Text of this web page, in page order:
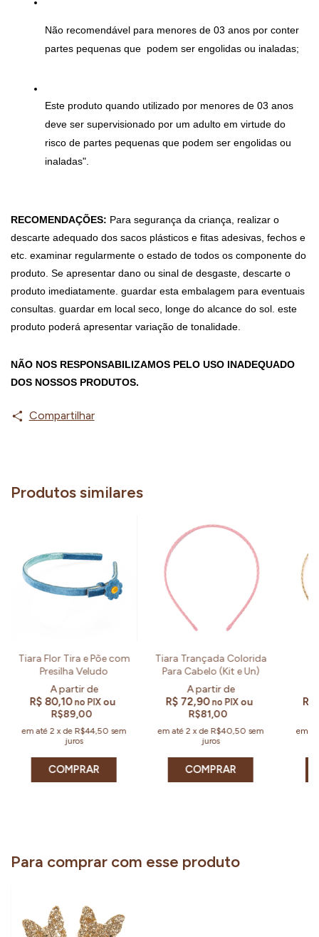
Não recomendável para menores de 03 anos por conter
partes pequenas que  podem ser engolidas ou inaladas;
Este produto quando utilizado por menores de 03 anos
deve ser supervisionado por um adulto em virtude do
risco de partes pequenas que podem ser engolidas ou
inaladas".
RECOMENDAÇÕES: Para segurança da criança, realizar o
descarte adequado dos sacos plásticos e fitas adesivas, fechos e
etc. examinar regularmente o estado de todos os componente do
produto. Se apresentar dano ou sinal de desgaste, descarte o
produto imediatamente. guardar esta embalagem para eventuais
consultas. guardar em local seco, longe do alcance do sol. este
produto poderá apresentar variação de tonalidade.
NÃO NOS RESPONSABILIZAMOS PELO USO INADEQUADO
DOS NOSSOS PRODUTOS.
Compartilhar
Produtos similares
Tiara Flor Tira e Põe com
Presilha Veludo
R$ 80,10no PIX ou
R$89,00
em até 2 xde R$44,50 sem
juros
COMPRAR
Tiara Trançada Colorida
Para Cabelo (Kit e Un)
R$ 72,90 no PIXou
R$81,00
em até 2 xde R$40,50 sem
juros
COMPRAR
R$
em
Para comprar com esse produto